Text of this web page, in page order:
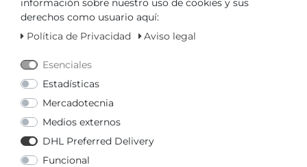
Listo para enviar en 4-5 días
derechos como usuario aquí:
Política de Privacidad
Aviso legal
Esenciales
Estadísticas
Mercadotecnia
Medios externos
DHL Preferred Delivery
Funcional